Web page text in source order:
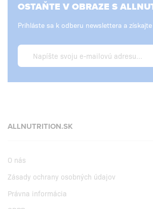
OSTAŇTE V OBRAZE S
Prihláste sa k odberu newslettera a získajte
ALLNUTRITION.SK
O nás
Zásady ochrany osobných údajov
Právna informácia